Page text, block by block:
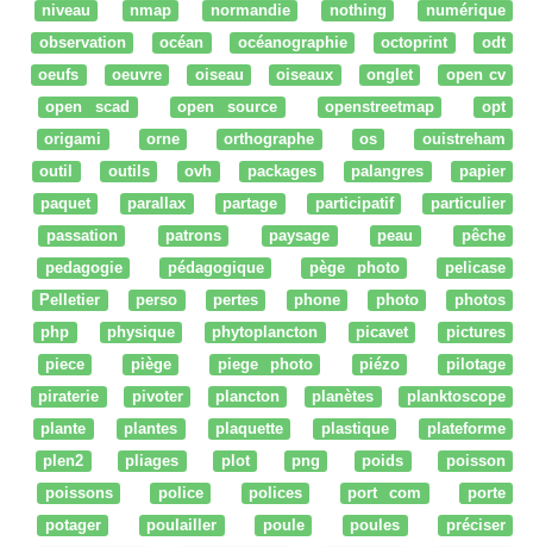
niveau
nmap normandie nothing
numérique
observation
océan océanographie octoprint
odt
oeufs
oeuvre oiseau oiseaux onglet
open cv
open scad
open source openstreetmap
opt
origami
orne orthographe os
ouistreham
outil
outils ovh packages palangres
papier
paquet
parallax partage participatif
particulier
passation
patrons paysage peau
pêche
pedagogie
pédagogique pège photo
pelicase
Pelletier
perso pertes phone photo
photos
php
physique phytoplancton picavet
pictures
piece
piège piege photo piézo
pilotage
piraterie
pivoter plancton planètes
planktoscope
plante
plantes plaquette plastique
plateforme
plen2
pliages plot png poids
poisson
poissons
police polices port com
porte
potager
poulailler poule poules
préciser